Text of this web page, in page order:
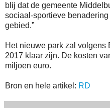
blij dat de gemeente
sociaal-sportieve
gebied.”
Het nieuwe park zal
2017 klaar zijn. De kosten
miljoen euro.
Bron en hele artikel: RD